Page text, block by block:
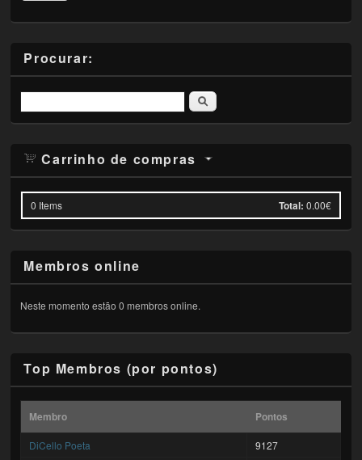
Procurar:
Pesquisar
Carrinho de compras
0 Items Total: 0.00€
Membros online
Neste momento estão 0 membros online.
Top Membros (por pontos)
Membro Pontos
DiCello Poeta
9127